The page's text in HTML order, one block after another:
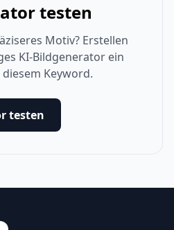
testen
Motiv? Erstellen
KI-Bildgenerator ein
Keyword.
testen